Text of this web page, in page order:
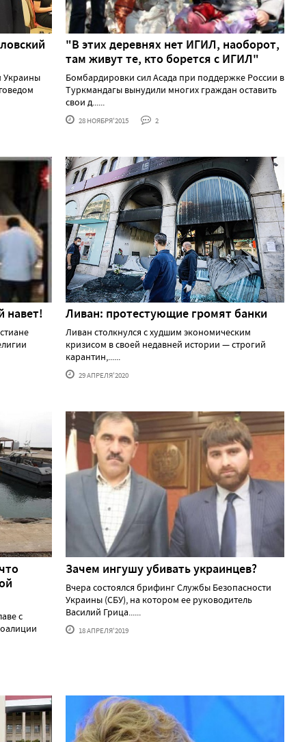
Украины
"В этих деревнях нет ИГИЛ, наоборот,
там живут те, кто борется с ИГИЛ"
Бомбардировки сил Асада при поддержке России в
Туркмандагы вынудили многих граждан оставить
свои д......
28 НОЯБРЯ'2015 2
навет! Ливан: протестующие громят банки
Ливан столкнулся с худшим экономическим
кризисом в своей недавней истории — строгий
карантин,......
29 АПРЕЛЯ'2020
с
Зачем ингушу убивать украинцев?
Вчера состоялся брифинг Службы Безопасности
Украины (СБУ), на котором ее руководитель
Василий Грица......
18 АПРЕЛЯ'2019